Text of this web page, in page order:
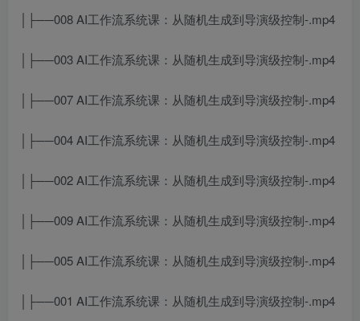
│├──008 AI工作流系统课：从随机生成到导演级控制-.mp4
│├──003 AI工作流系统课：从随机生成到导演级控制-.mp4
│├──007 AI工作流系统课：从随机生成到导演级控制-.mp4
│├──004 AI工作流系统课：从随机生成到导演级控制-.mp4
│├──002 AI工作流系统课：从随机生成到导演级控制-.mp4
│├──009 AI工作流系统课：从随机生成到导演级控制-.mp4
│├──005 AI工作流系统课：从随机生成到导演级控制-.mp4
│├──001 AI工作流系统课：从随机生成到导演级控制-.mp4